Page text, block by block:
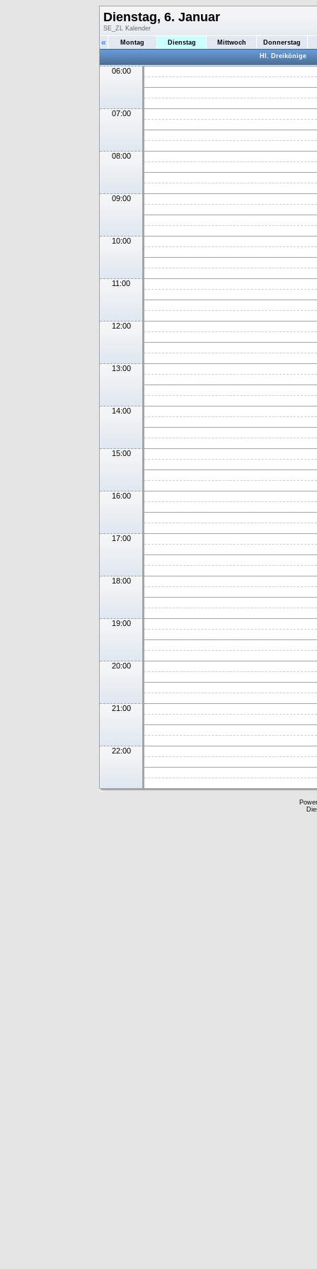
Dienstag, 6. Januar
SE_ZL Kalender
« Montag Dienstag Mittwoch
Donnerstag
Hl. Dreikönige
06:00
07:00
08:00
09:00
10:00
11:00
12:00
13:00
14:00
15:00
16:00
17:00
18:00
19:00
20:00
21:00
22:00